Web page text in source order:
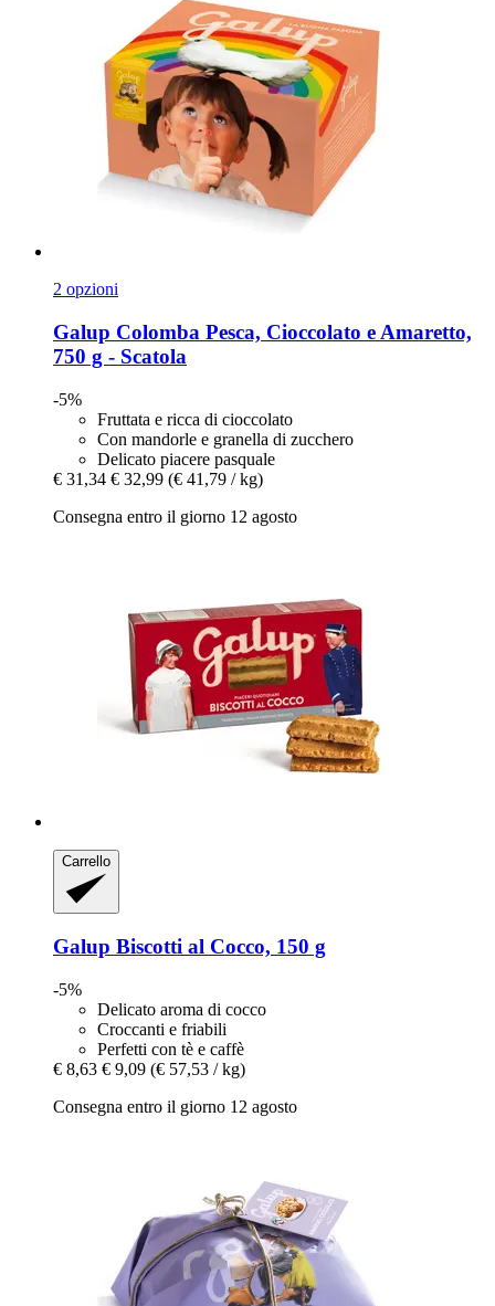
2 opzioni
Galup Colomba Pesca, Cioccolato e Amaretto,
750 g -​ Scatola
-5%
Fruttata e ricca di cioccolato
Con mandorle e granella di zucchero
Delicato piacere pasquale
€ 31,34 € 32,99 (€ 41,79 / kg)
Consegna entro il giorno 12 agosto
Carrello
Galup Biscotti al Cocco, 150 g
-5%
Delicato aroma di cocco
Croccanti e friabili
Perfetti con tè e caffè
€ 8,63 € 9,09 (€ 57,53 / kg)
Consegna entro il giorno 12 agosto